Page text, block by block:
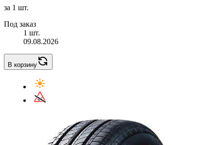
за 1 шт.
Под заказ
1 шт.
09.08.2026
В корзину